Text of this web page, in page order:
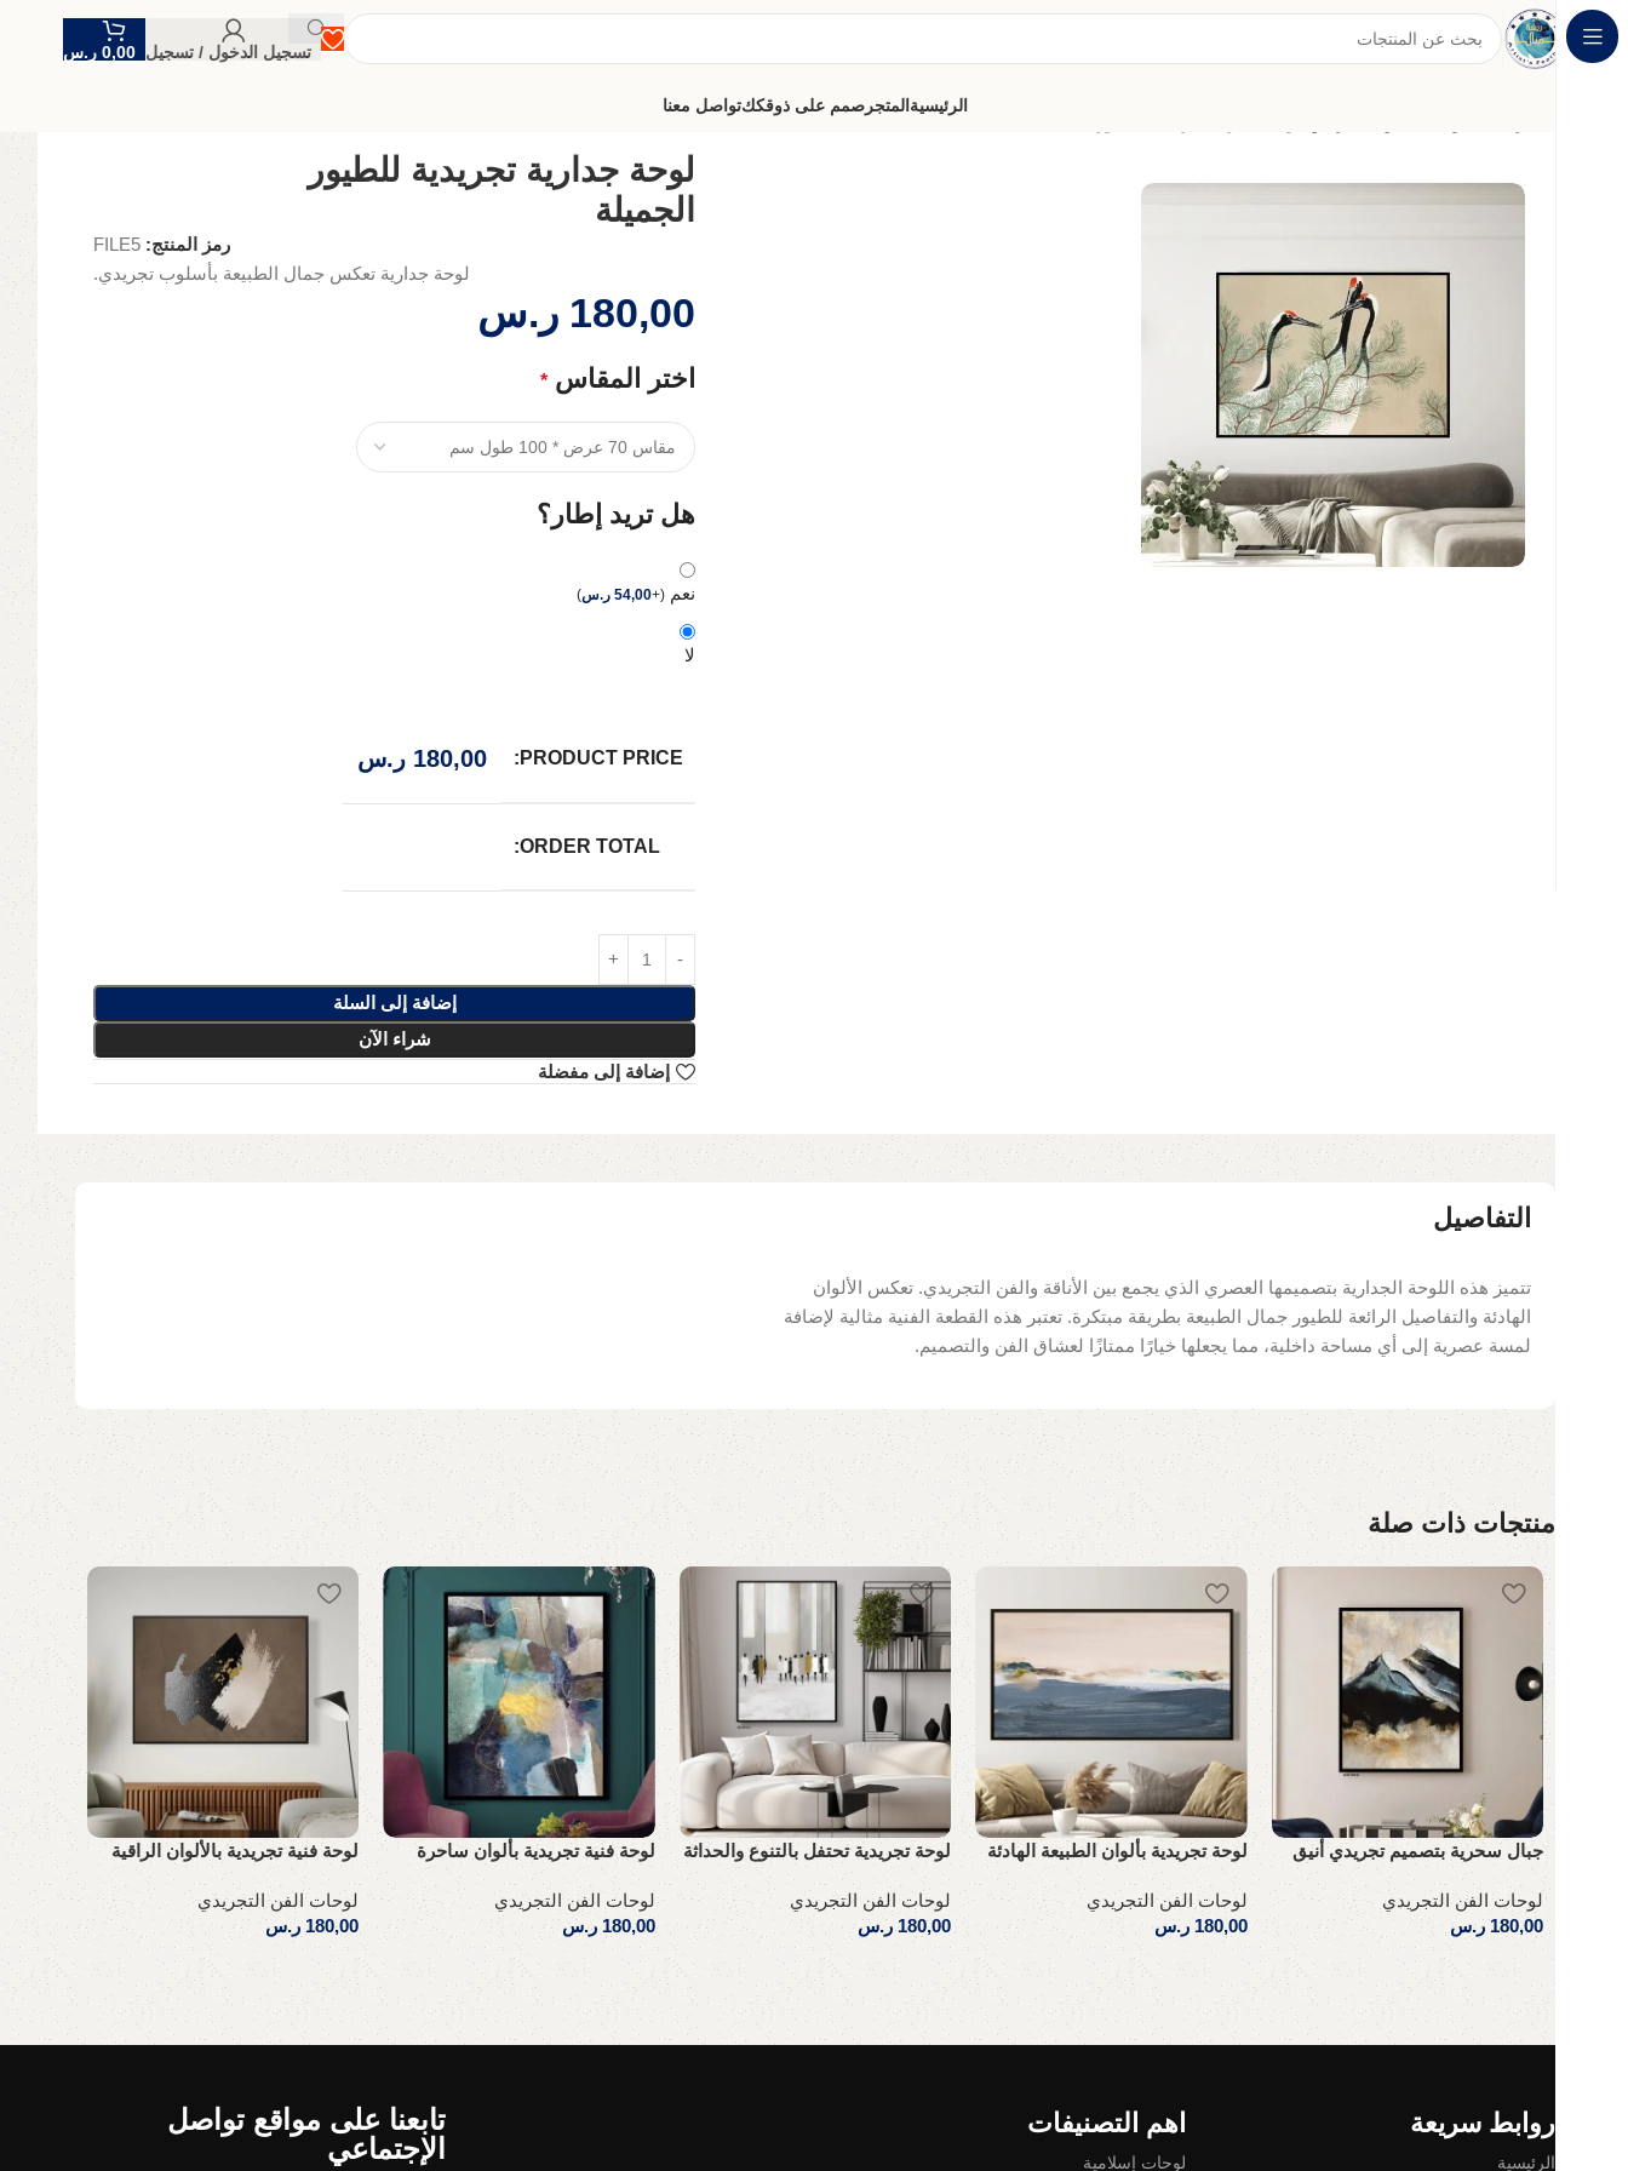
تسجيل الدخول / تسجيل 0,00 ر.س
الرئيسيةالمتجر صمم على ذوقككتواصل معنا
لوحة جدارية تجريدية للطيور
الجميلة
رمز المنتج: FILE5
لوحة جدارية تعكس جمال الطبيعة بأسلوب تجريدي.
180,00 ر.س
اختر المقاس *
هل تريد إطار؟
نعم (
+
54,00 ر.س)
لا
PRODUCT PRICE:
180,00 ر.س
ORDER TOTAL:
إضافة إلى السلة
شراء الآن
إضافة إلى مفضلة
التفاصيل
تتميز هذه اللوحة الجدارية بتصميمها العصري الذي يجمع بين الأناقة والفن التجريدي. تعكس الألوان
الهادئة والتفاصيل الرائعة للطيور جمال الطبيعة بطريقة مبتكرة. تعتبر هذه القطعة الفنية مثالية لإضافة
لمسة عصرية إلى أي مساحة داخلية، مما يجعلها خيارًا ممتازًا لعشاق الفن والتصميم.
منتجات ذات صلة
جبال سحرية بتصميم تجريدي أنيق
لوحات الفن التجريدي
180,00 ر.س
إضافة إلى السلة
لوحة تجريدية بألوان الطبيعة الهادئة
لوحات الفن التجريدي
180,00 ر.س
إضافة إلى السلة
لوحة تجريدية تحتفل بالتنوع والحداثة
لوحات الفن التجريدي
180,00 ر.س
إضافة إلى السلة
لوحة فنية تجريدية بألوان ساحرة
لوحات الفن التجريدي
180,00 ر.س
إضافة إلى السلة
لوحة فنية تجريدية بالألوان الراقية
لوحات الفن التجريدي
180,00 ر.س
إضافة إلى السلة
لوحة
لوحات
180,00
إضافة
Read More
روابط سريعة
الرئيسية
اهم التصنيفات
لوحات إسلامية
تابعنا على مواقع تواصل
الإجتماعي